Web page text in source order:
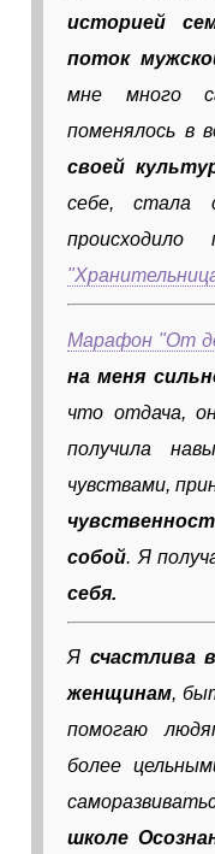
историей
поток
мне много
поменялось в
своей
себе, стала
Марафон "От
на меня
что отдача,
получила
чувствами,
собой. Я
себя.
Я счастлива
женщинам,
помогаю
более
школе